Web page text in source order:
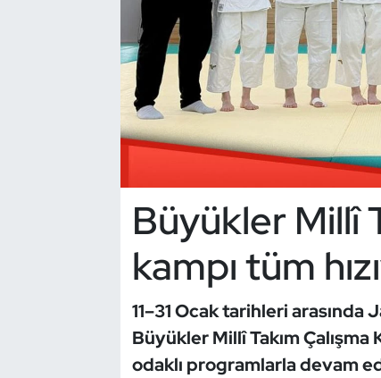
Büyükler Millî
kampı tüm
11–31 Ocak tarihleri
Büyükler Millî Takım
odaklı programlarla devam
Dans Sporları
Dövüş Sanatı